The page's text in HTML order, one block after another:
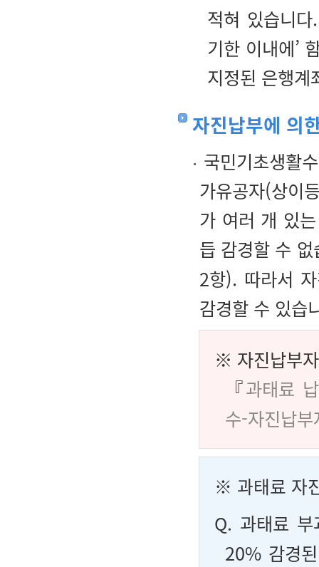
적혀 있습니
기한 이내에’
지정된 은행계
자진납부에 의
국민기초생활
가유공자(상이
가 여러 개 있
듭 감경할 수
2항). 따라서
감경할 수 있습
※ 자진납부
『과태료
수-자진납
※ 과태료 자
Q. 과태료
20% 감경